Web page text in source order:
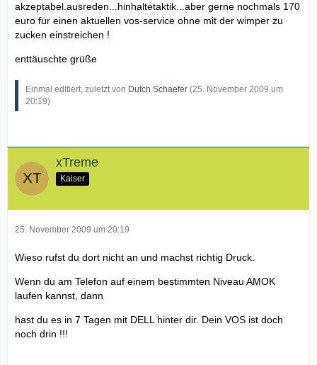
akzeptabel.ausreden...hinhaltetaktik...aber gerne nochmals 170
euro für einen aktuellen vos-service ohne mit der wimper zu
zucken einstreichen !
enttäuschte grüße
Einmal editiert, zuletzt von Dutch Schaefer (25. November 2009 um
20:19)
xTreme
Kaiser
25. November 2009 um 20:19
Wieso rufst du dort nicht an und machst richtig Druck.
Wenn du am Telefon auf einem bestimmten Niveau AMOK
laufen kannst, dann
hast du es in 7 Tagen mit DELL hinter dir. Dein VOS ist doch
noch drin !!!